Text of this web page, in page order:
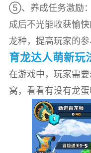
⑤、养成任务激励
成后不光能收获愉
龙种，提高玩家的参
育龙达人萌新玩
在游戏中，玩家需
窝，看看有没有龙蛋